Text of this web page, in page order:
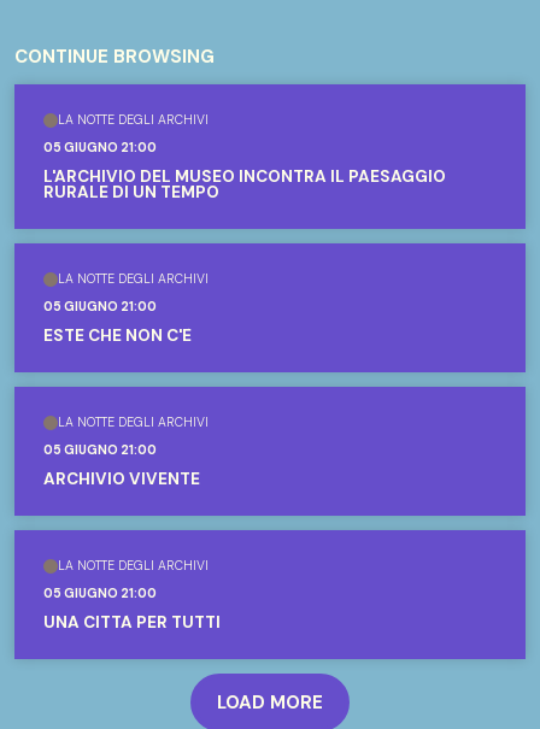
CONTINUE BROWSING
LA NOTTE DEGLI ARCHIVI
05 GIUGNO 21:00
L'ARCHIVIO DEL MUSEO INCONTRA IL PAESAGGIO
RURALE DI UN TEMPO
LA NOTTE DEGLI ARCHIVI
05 GIUGNO 21:00
ESTE CHE NON C'È
LA NOTTE DEGLI ARCHIVI
05 GIUGNO 21:00
ARCHIVIO VIVENTE
LA NOTTE DEGLI ARCHIVI
05 GIUGNO 21:00
UNA CITTÀ PER TUTTI
LOAD MORE